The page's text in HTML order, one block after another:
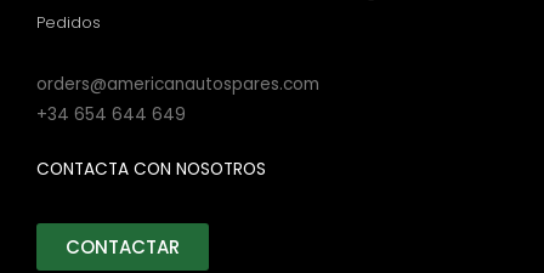
Pedidos
orders@americanautospares.com
+34 654 644 649
CONTACTA CON NOSOTROS
CONTACTAR